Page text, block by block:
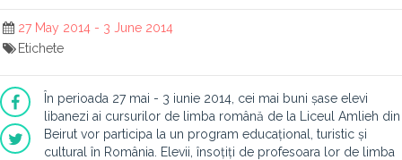
27 May 2014 - 3 June 2014
Etichete
În perioada 27 mai - 3 iunie 2014, cei mai buni șase elevi
libanezi ai cursurilor de limba română de la Liceul Amlieh din
Beirut vor participa la un program educațional, turistic și
cultural în România. Elevii, însoțiți de profesoara lor de limba